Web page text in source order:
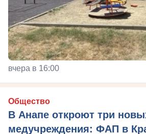
вчера в 16:00
Общество
В Анапе откроют три
медучреждения: ФАП в